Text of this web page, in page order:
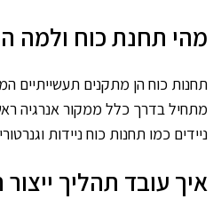
מהי תחנת כוח ולמה
תחנות כוח הן מתקנים תעשייתיים
ניידים כמו תחנות כוח ניידות
איך עובד תהליך